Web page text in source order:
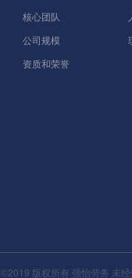
核心团队
公司规模
资质和荣誉
©2019 版权所有 强怡劳务 未